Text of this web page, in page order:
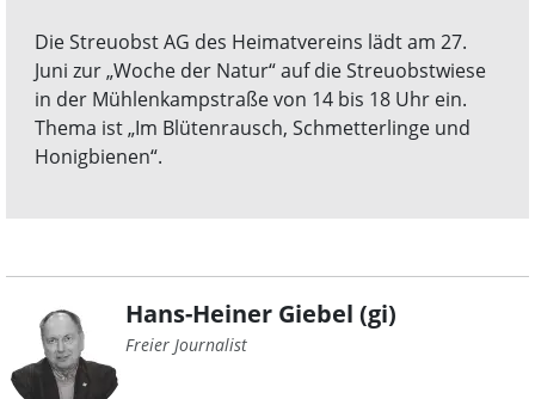
Die Streuobst AG des Heimatvereins lädt am 27.
Juni zur „Woche der Natur“ auf die Streuobstwiese
in der Mühlenkampstraße von 14 bis 18 Uhr ein.
Thema ist „Im Blütenrausch, Schmetterlinge und
Honigbienen“.
Hans-Heiner Giebel (gi)
Freier Journalist